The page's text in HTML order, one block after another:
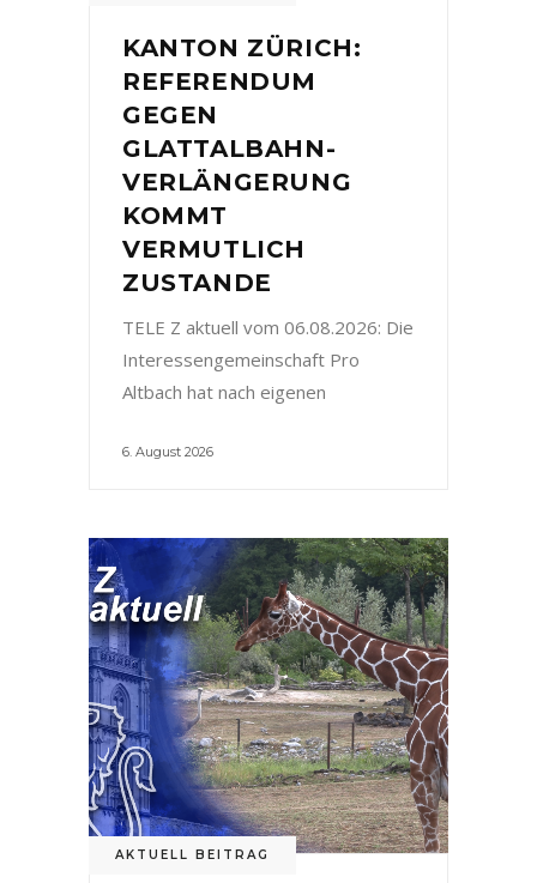
KANTON ZÜRICH:
REFERENDUM
GEGEN
GLATTALBAHN-
VERLÄNGERUNG
KOMMT
VERMUTLICH
ZUSTANDE
TELE Z aktuell vom 06.08.2026: Die
Interessengemeinschaft Pro
Altbach hat nach eigenen
6. August 2026
AKTUELL BEITRAG